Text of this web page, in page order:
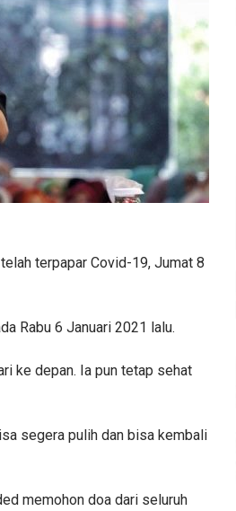
terpapar Covid-19, Jumat 8
Rabu 6 Januari 2021 lalu.
ke depan. Ia pun tetap sehat
segera pulih dan bisa kembali
memohon doa dari seluruh